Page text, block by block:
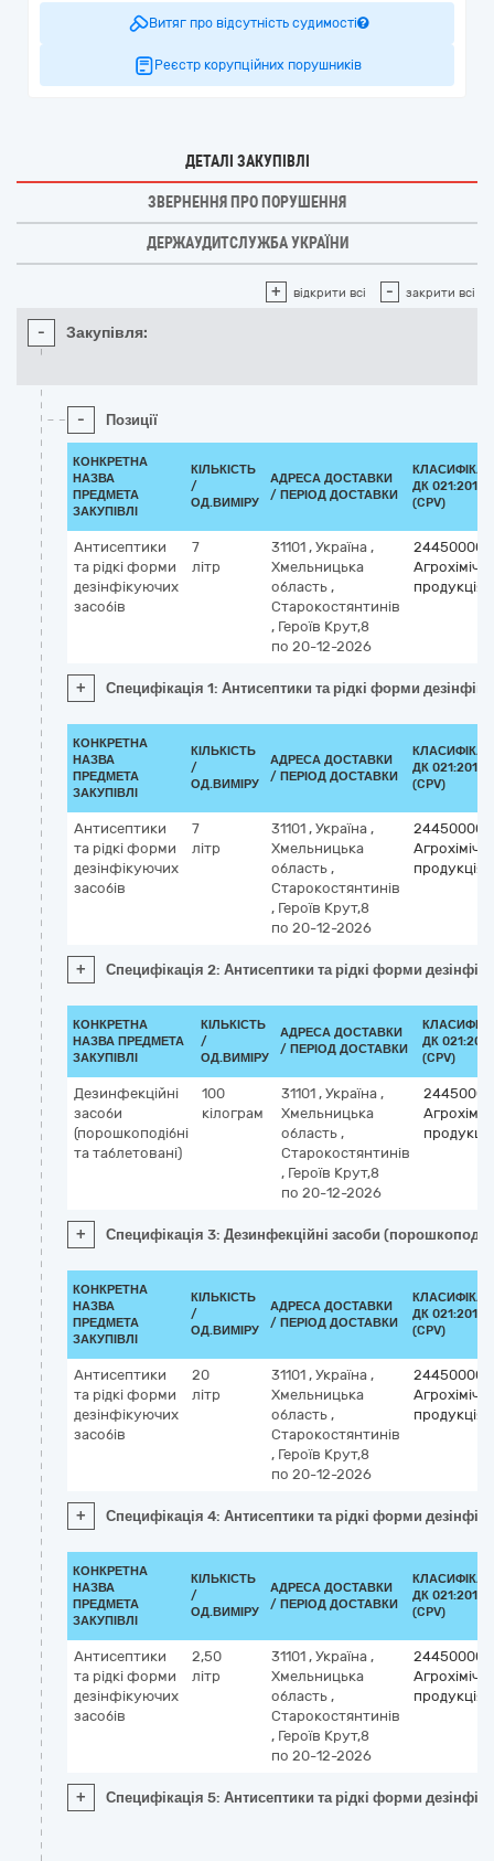
Витяг про відсутність судимості
Реєстр корупційних порушників
ДЕТАЛІ ЗАКУПІВЛІ
ЗВЕРНЕННЯ ПРО ПОРУШЕННЯ
ДЕРЖАУДИТСЛУЖБА УКРАЇНИ
+ відкрити всі - закрити всі
- Закупівля:
- Позиції
КОНКРЕТНА
НАЗВА
ПРЕДМЕТА
ЗАКУПІВЛІ
КІЛЬКІСТЬ
/
ОД.ВИМІРУ
АДРЕСА ДОСТАВКИ
/ ПЕРІОД ДОСТАВКИ
ДК 021:2015
(CPV)
Антисептики
та рідкі форми
дезінфікуючих
засобів
7
літр
31101 , Україна ,
Хмельницька
область ,
Старокостянтинів
, Героїв Крут,8
по 20-12-2026
24450000-
продукція
+ Специфікація 1: Антисептики та рідкі форми
КОНКРЕТНА
НАЗВА
ПРЕДМЕТА
ЗАКУПІВЛІ
КІЛЬКІСТЬ
/
ОД.ВИМІРУ
АДРЕСА ДОСТАВКИ
/ ПЕРІОД ДОСТАВКИ
ДК 021:2015
(CPV)
Антисептики
та рідкі форми
дезінфікуючих
засобів
7
літр
31101 , Україна ,
Хмельницька
область ,
Старокостянтинів
, Героїв Крут,8
по 20-12-2026
24450000-
продукція
+ Специфікація 2: Антисептики та рідкі форми
КОНКРЕТНА
НАЗВА ПРЕДМЕТА
ЗАКУПІВЛІ
КІЛЬКІСТЬ
/
ОД.ВИМІРУ
АДРЕСА ДОСТАВКИ
/ ПЕРІОД ДОСТАВКИ
ДК 021:2015
(CPV)
Дезинфекційні
засоби
(порошкоподібні
та таблетовані)
100
кілограм
31101 , Україна ,
Хмельницька
область ,
Старокостянтинів
, Героїв Крут,8
по 20-12-2026
продукція
+ Специфікація 3: Дезинфекційні засоби
КОНКРЕТНА
НАЗВА
ПРЕДМЕТА
ЗАКУПІВЛІ
КІЛЬКІСТЬ
/
ОД.ВИМІРУ
АДРЕСА ДОСТАВКИ
/ ПЕРІОД ДОСТАВКИ
ДК 021:2015
(CPV)
Антисептики
та рідкі форми
дезінфікуючих
засобів
20
літр
31101 , Україна ,
Хмельницька
область ,
Старокостянтинів
, Героїв Крут,8
по 20-12-2026
24450000-
продукція
+ Специфікація 4: Антисептики та рідкі форми
КОНКРЕТНА
НАЗВА
ПРЕДМЕТА
ЗАКУПІВЛІ
КІЛЬКІСТЬ
/
ОД.ВИМІРУ
АДРЕСА ДОСТАВКИ
/ ПЕРІОД ДОСТАВКИ
ДК 021:2015
(CPV)
Антисептики
та рідкі форми
дезінфікуючих
засобів
2,50
літр
31101 , Україна ,
Хмельницька
область ,
Старокостянтинів
, Героїв Крут,8
по 20-12-2026
24450000-
продукція
+ Специфікація 5: Антисептики та рідкі форми